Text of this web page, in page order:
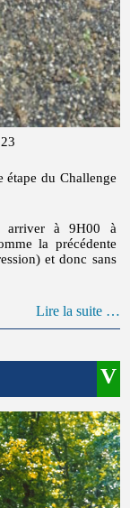
étape du Challenge
arriver à 9H00 à
la précédente
et donc sans
Lire la suite …